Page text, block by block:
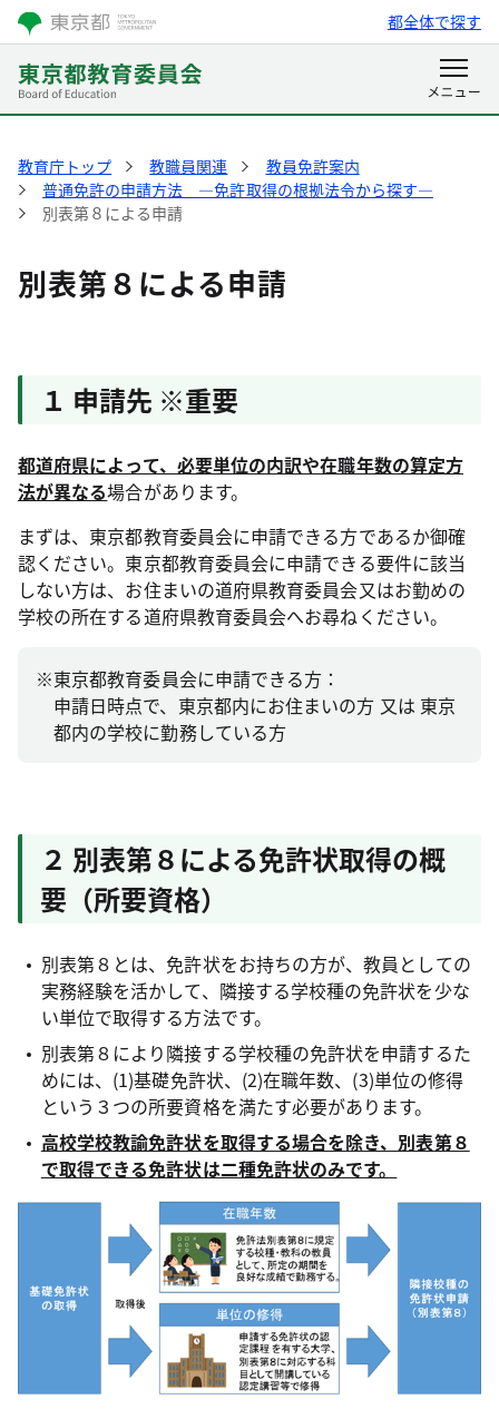
都全体で探す
教育庁トップ 教職員関連
教員免許案内
普通免許の申請方法 ―免許取得の根拠法令から探す―
別表第８による申請
別表第８による申請
１ 申請先 ※重要
都道府県によって、必要単位の内訳や在職年数の算定方
法が異なる場合があります。
まずは、東京都教育委員会に申請できる方であるか御確
認ください。東京都教育委員会に申請できる要件に該当
しない方は、お住まいの道府県教育委員会又はお勤めの
学校の所在する道府県教育委員会へお尋ねください。
※東京都教育委員会に申請できる方：
申請日時点で、東京都内にお住まいの方 又は 東京
都内の学校に勤務している方
２ 別表第８による免許状取得の概
要（所要資格）
別表第８とは、免許状をお持ちの方が、教員としての
実務経験を活かして、隣接する学校種の免許状を少な
い単位で取得する方法です。
別表第８により隣接する学校種の免許状を申請するた
めには、(1)基礎免許状、(2)在職年数、(3)単位の修得
という３つの所要資格を満たす必要があります。
高校学校教諭免許状を取得する場合を除き、別表第８
で取得できる免許状は二種免許状のみです。